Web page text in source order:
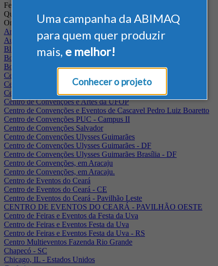
Uma campanha da ABIMAQ
para quem quer produzir
mais, e melhor!
Conhecer o projeto
Feiras
Quando
Onde
Arena Jaguariuna
Auditório Albano Franco - FIEPA
Blumenau - SC
BolognaFiere
Boulevard Olimpico - RJ
Centro Internacional de Convenções do Brasil, em Brasília
Centro de Convenções - SE
Centro de Convenções de Pernambuco - PE
Centro de Convenções e Artes da UFOP
Centro de Convenções e Eventos de Cascavel Pedro Luiz Boaretto
Centro de Convenções PUC - Campus II
Centro de Convenções Salvador
Centro de Convenções Ulysses Guimarães
Centro de Convenções Ulysses Guimarães - DF
Centro de Convenções Ulysses Guimarães Brasília - DF
Centro de Convenções, em Aracaju
Centro de Convenções, em Aracaju.
Centro de Eventos do Ceará
Centro de Eventos do Ceará - CE
Centro de Eventos do Ceará - Pavilhão Leste
CENTRO DE EVENTOS DO CEARÁ - PAVILHÃO OESTE
Centro de Feiras e Eventos da Festa da Uva
Centro de Feiras e Eventos Festa da Uva
Centro de Feiras e Eventos Festa da Uva - RS
Centro Multieventos Fazenda Rio Grande
Chapecó - SC
Chicago, IL - Estados Unidos